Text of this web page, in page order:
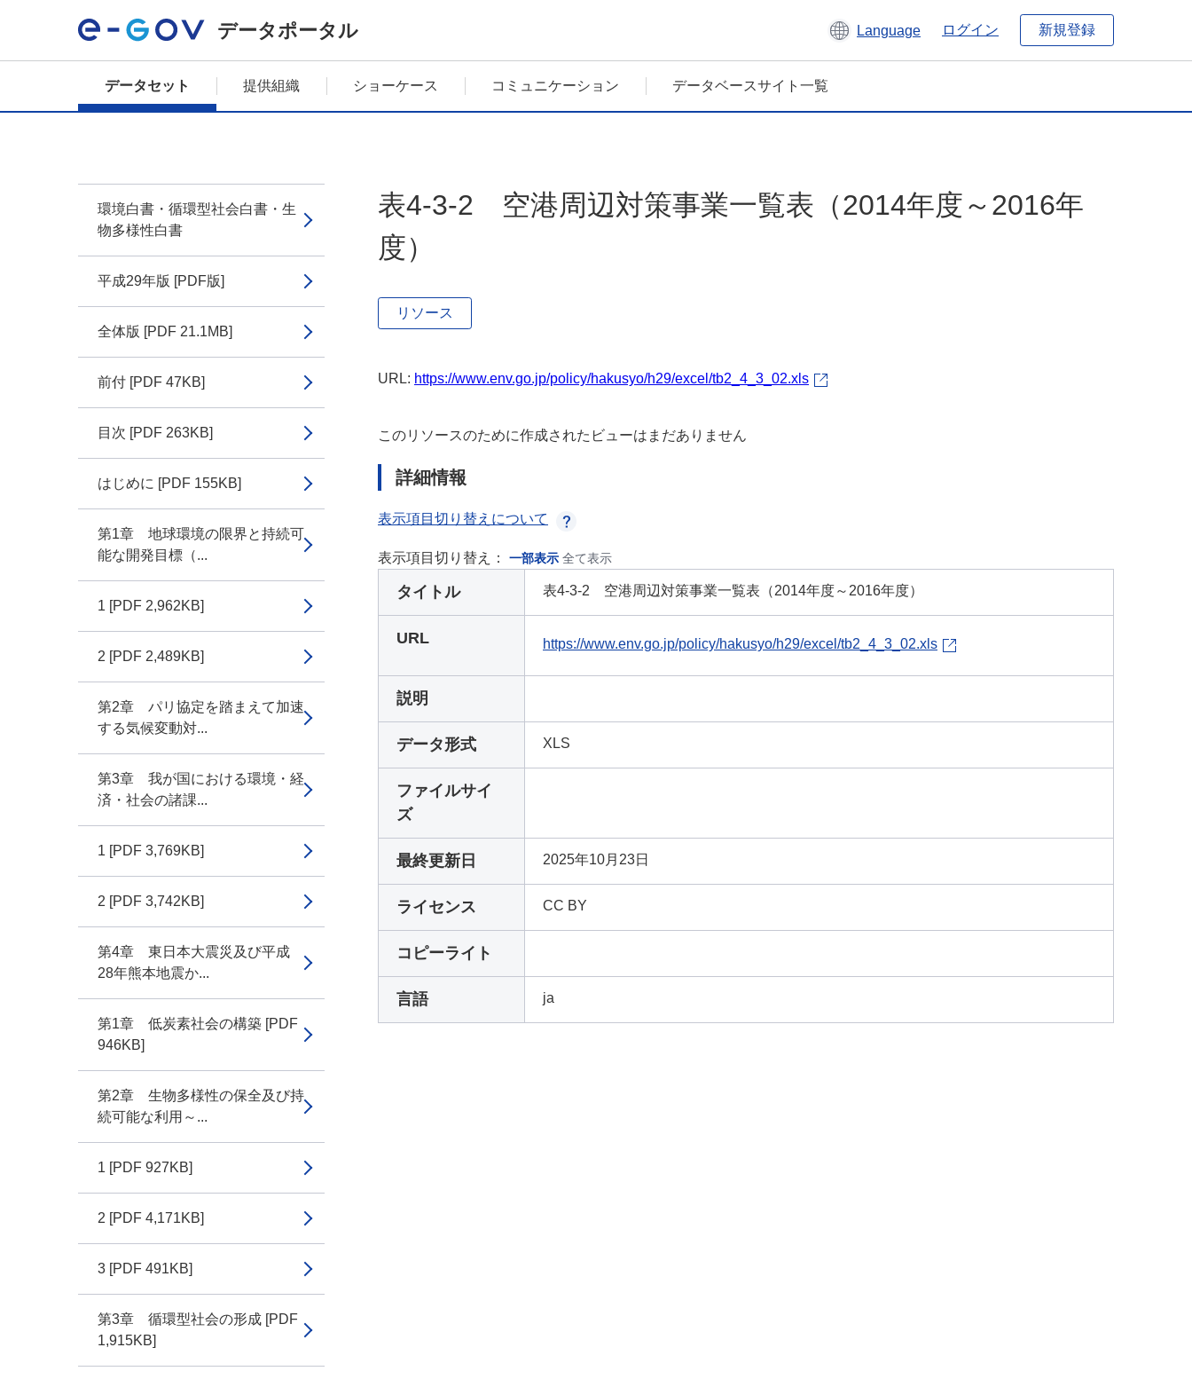
データポータル Language ログイン 新規登録
データセット 提供組織 ショーケース コミュニケーション データベースサイト一覧
環境白書・循環型社会白書・生
物多様性白書
平成29年版 [PDF版]
全体版 [PDF 21.1MB]
前付 [PDF 47KB]
目次 [PDF 263KB]
はじめに [PDF 155KB]
第1章 地球環境の限界と持続可
能な開発目標（...
1 [PDF 2,962KB]
2 [PDF 2,489KB]
第2章 パリ協定を踏まえて加速
する気候変動対...
第3章 我が国における環境・経
済・社会の諸課...
1 [PDF 3,769KB]
2 [PDF 3,742KB]
第4章 東日本大震災及び平成
28年熊本地震か...
第1章 低炭素社会の構築 [PDF
946KB]
第2章 生物多様性の保全及び持
続可能な利用～...
1 [PDF 927KB]
2 [PDF 4,171KB]
3 [PDF 491KB]
第3章 循環型社会の形成 [PDF
1,915KB]
表4-3-2 空港周辺対策事業一覧表（2014年度～2016年
度）
リソース
URL: https://www.env.go.jp/policy/hakusyo/h29/excel/tb2_4_3_02.xls
このリソースのために作成されたビューはまだありません
詳細情報
表示項目切り替えについて
表示項目切り替え： 一部表示 全て表示
タイトル 表4-3-2 空港周辺対策事業一覧表（2014年度～2016年度）
URL https://www.env.go.jp/policy/hakusyo/h29/excel/tb2_4_3_02.xls
説明
データ形式 XLS
ファイルサイ
ズ
最終更新日 2025年10月23日
ライセンス CC BY
コピーライト
言語 ja